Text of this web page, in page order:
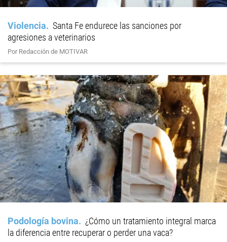
Violencia
Santa Fe endurece las sanciones por
agresiones a veterinarios
Por Redacción de MOTIVAR
Podología bovina
¿Cómo un tratamiento integral marca
la diferencia entre recuperar o perder una vaca?